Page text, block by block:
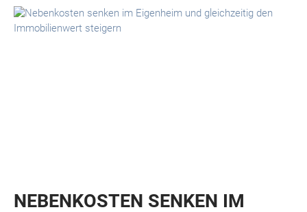
NEBENKOSTEN SENKEN IM